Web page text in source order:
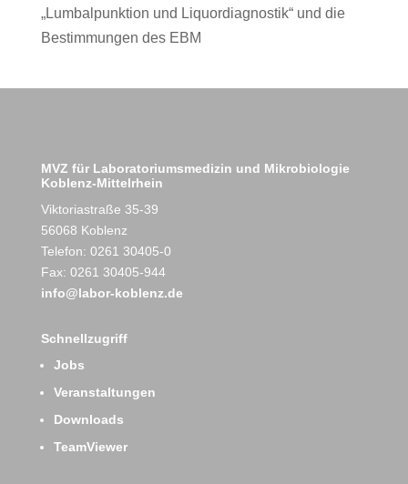
„Lumbalpunktion und Liquordiagnostik“ und die
Bestimmungen des EBM
MVZ für Laboratoriumsmedizin und Mikrobiologie
Koblenz-Mittelrhein
Viktoriastraße 35-39
56068 Koblenz
Telefon: 0261 30405-0
Fax: 0261 30405-944
info@labor-koblenz.de
Schnellzugriff
Jobs
Veranstaltungen
Downloads
TeamViewer